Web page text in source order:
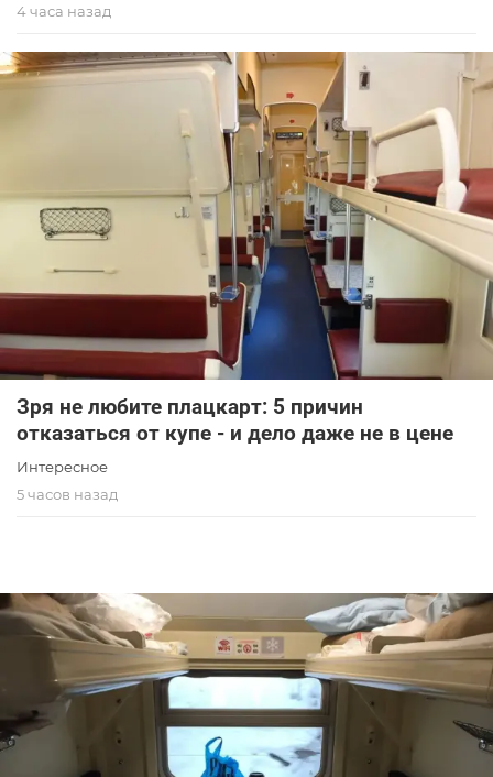
4 часа назад
Зря не любите плацкарт: 5 причин
отказаться от купе - и дело даже не в цене
Интересное
5 часов назад